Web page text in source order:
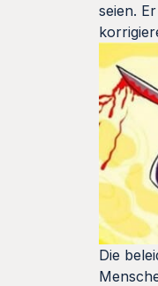
seien.
Die